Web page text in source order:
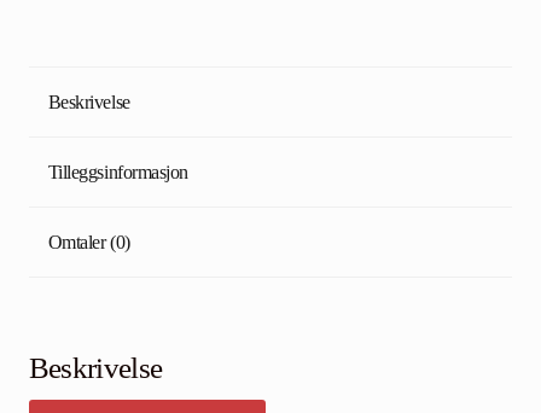
Beskrivelse
Tilleggsinformasjon
Omtaler (0)
Beskrivelse